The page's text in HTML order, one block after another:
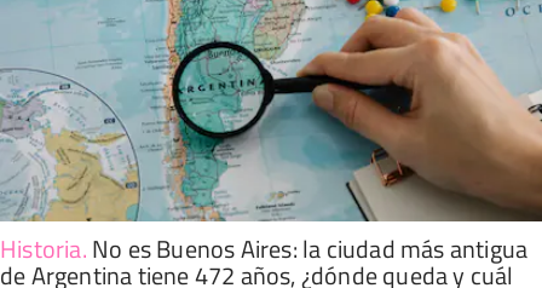
Historia.No es Buenos Aires: la ciudad más antigua
de Argentina tiene 472 años, ¿dónde queda y cuál